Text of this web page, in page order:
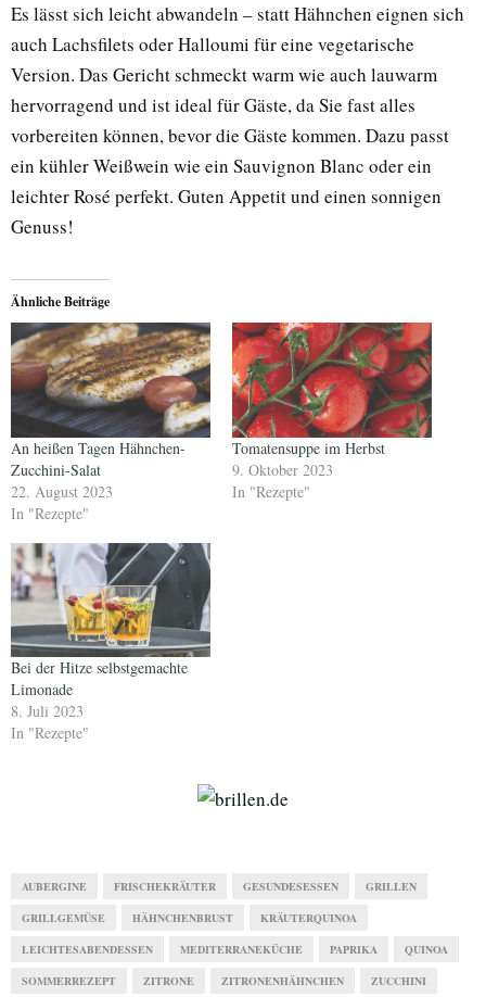
Es lässt sich leicht abwandeln – statt Hähnchen eignen sich
auch Lachsfilets oder Halloumi für eine vegetarische
Version. Das Gericht schmeckt warm wie auch lauwarm
hervorragend und ist ideal für Gäste, da Sie fast alles
vorbereiten können, bevor die Gäste kommen. Dazu passt
ein kühler Weißwein wie ein Sauvignon Blanc oder ein
leichter Rosé perfekt. Guten Appetit und einen sonnigen
Genuss!
Ähnliche Beiträge
An heißen Tagen Hähnchen-
Zucchini-Salat
22. August 2023
In "Rezepte"
Tomatensuppe im Herbst
9. Oktober 2023
In "Rezepte"
Bei der Hitze selbstgemachte
Limonade
8. Juli 2023
In "Rezepte"
AUBERGINE FRISCHEKRÄUTER GESUNDESESSEN GRILLEN
GRILLGEMÜSE HÄHNCHENBRUST KRÄUTERQUINOA
LEICHTESABENDESSEN MEDITERRANEKÜCHE PAPRIKA QUINOA
SOMMERREZEPT ZITRONE ZITRONENHÄHNCHEN ZUCCHINI